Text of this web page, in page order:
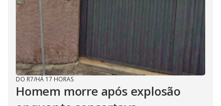
DO R7/HÁ 17 HORAS
Homem morre após explosão